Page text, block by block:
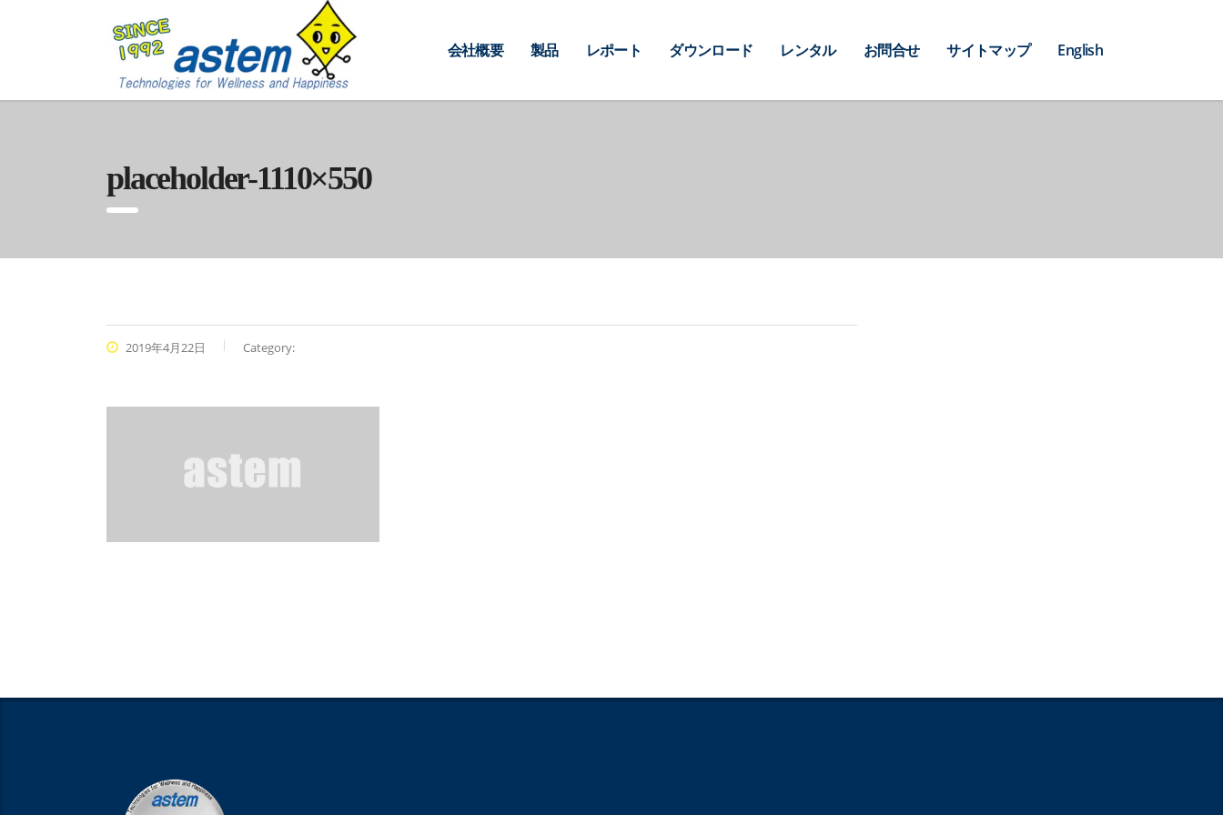
会社概要 製品 レポート ダウンロード レンタル お問合せ サイトマップ English
placeholder-1110×550
2019年4月22日 Category: